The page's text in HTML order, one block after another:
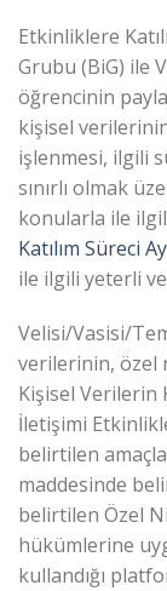
Etkinliklere
Grubu (BiG) ile
öğrencinin
kişisel
işlenmesi, ilgili
sınırlı olmak
konularla ile
Katılım Süreci
ile ilgili yeterli
Velisi/Vasisi/
verilerinin, özel
Kişisel Verilerin
İletişimi
belirtilen
maddesinde
belirtilen Özel
hükümlerine
kullandığı